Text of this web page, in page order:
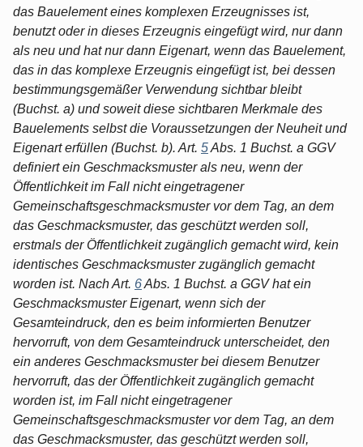
das Bauelement eines komplexen Erzeugnisses ist,
benutzt oder in dieses Erzeugnis eingefügt wird, nur dann
als neu und hat nur dann Eigenart, wenn das Bauelement,
das in das komplexe Erzeugnis eingefügt ist, bei dessen
bestimmungsgemäßer Verwendung sichtbar bleibt
(Buchst. a) und soweit diese sichtbaren Merkmale des
Bauelements selbst die Voraussetzungen der Neuheit und
Eigenart erfüllen (Buchst. b). Art. 5Abs. 1 Buchst. a GGV
definiert ein Geschmacksmuster als neu, wenn der
Öffentlichkeit im Fall nicht eingetragener
Gemeinschaftsgeschmacksmuster vor dem Tag, an dem
das Geschmacksmuster, das geschützt werden soll,
erstmals der Öffentlichkeit zugänglich gemacht wird, kein
identisches Geschmacksmuster zugänglich gemacht
worden ist. Nach Art. 6Abs. 1 Buchst. a GGV hat ein
Geschmacksmuster Eigenart, wenn sich der
Gesamteindruck, den es beim informierten Benutzer
hervorruft, von dem Gesamteindruck unterscheidet, den
ein anderes Geschmacksmuster bei diesem Benutzer
hervorruft, das der Öffentlichkeit zugänglich gemacht
worden ist, im Fall nicht eingetragener
Gemeinschaftsgeschmacksmuster vor dem Tag, an dem
das Geschmacksmuster, das geschützt werden soll,